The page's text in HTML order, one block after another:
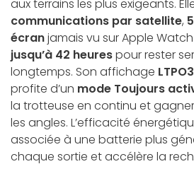
aux terrains les plus exigeants.
communications par satellite,
écranjamais vu sur Apple
jusqu’à 42 heurespour rester
longtemps. Son affichage
profite d’un mode Toujours
la trotteuse en continu et
les angles. L’efficacité
associée à une batterie plus
chaque sortie et accélère la